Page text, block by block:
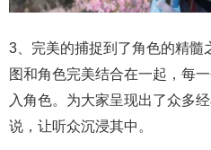
3、完美的捕捉到了角色的精髓
图和角色完美结合在一起，每
入角色。为大家呈现出了众多
说，让听众沉浸其中。